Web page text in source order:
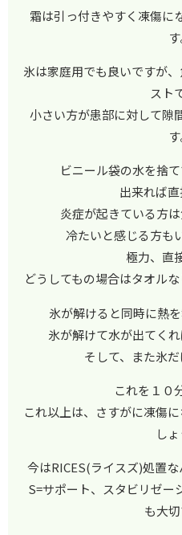
霜は引っ付きやすく凍傷に
す
氷は家庭用でも良いですが
スト
小さい方が患部に対して隙
す
ビニール袋の水を捨
出来れば直
炎症が起きている方
冷たいと感じる方も
極力、直
どうしてもの場合はタオル
氷が解けると同時に熱
氷が解けて水が出てく
そして、また氷だ
これを１０
これ以上は、さすがに凍傷
しょ
今はRICES(ライスズ)処置な
S=サポート、スタビリゼ
も大切